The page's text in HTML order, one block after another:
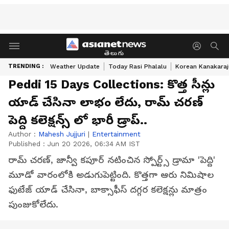
తెలుగు
TRENDING : Weather Update Today Rasi Phalalu Korean
Peddi 15 Days Collections: కొత్త సీన్లు
యాడ్ చేసినా లాభం లేదు, రామ్ చరణ్
పెద్ది కలెక్షన్స్ లో భారీ డ్రాప్..
Author : Mahesh Jujjuri | Entertainment
Published : Jun 20 2026, 06:34 AM IST
రామ్ చరణ్, జాన్వీ కపూర్ నటించిన స్పోర్ట్స్ డ్రామా 'పెద్ది'
మూడో వారంలోకి అడుగుపెట్టింది. కొత్తగా ఆరు నిమిషాల
ఫుటేజ్ యాడ్ చేసినా, బాక్సాఫీస్ దగ్గర కలెక్షన్లు మాత్రం
పుంజుకోలేదు.